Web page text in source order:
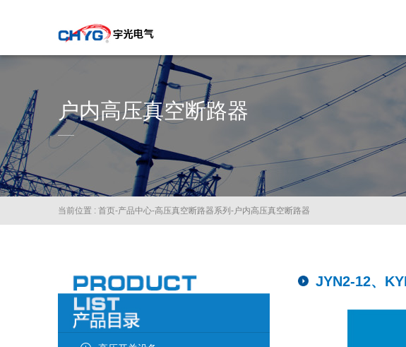
户内高压真空断路器
当前位置 : 首页-产品中心-高压真空断路器系列 -户内高压真空断路器
JYN2-12、